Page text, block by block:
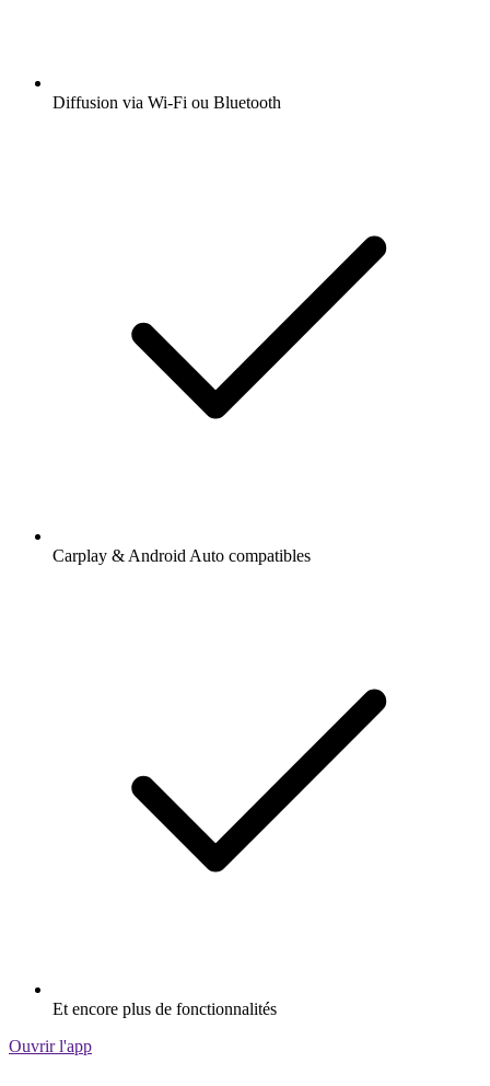
Diffusion via Wi-Fi ou Bluetooth
Carplay & Android Auto compatibles
Et encore plus de fonctionnalités
Ouvrir l'app